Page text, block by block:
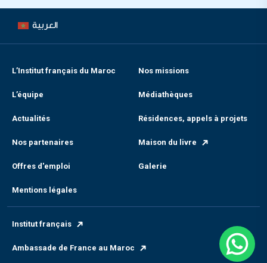
العربية
L’Institut français du Maroc Nos missions
L’équipe Médiathèques
Actualités Résidences, appels à projets
Nos partenaires Maison du livre
Offres d'emploi Galerie
Mentions légales
Institut français
Ambassade de France au Maroc